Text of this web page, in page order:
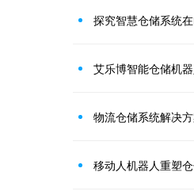
探究智慧仓储系统
艾乐博智能仓储机
物流仓储系统解决
移动人机器人重塑